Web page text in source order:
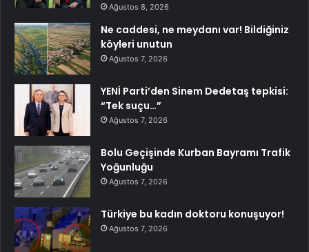
Ağustos 8, 2026
Ne caddesi, ne meydanı var! Bildiğiniz
köyleri unutun
Ağustos 7, 2026
YENİ Parti’den Sinem Dedetaş tepkisi:
“Tek suçu…”
Ağustos 7, 2026
Bolu Geçişinde Kurban Bayramı Trafik
Yoğunluğu
Ağustos 7, 2026
Türkiye bu kadın doktoru konuşuyor!
Ağustos 7, 2026